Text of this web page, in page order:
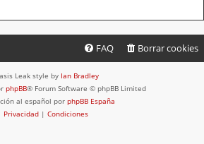
Borrar cookies
FAQ
Leak style by Ian Bradley
phpBB® Forum Software © phpBB Limited
al español por phpBB España
Privacidad | Condiciones